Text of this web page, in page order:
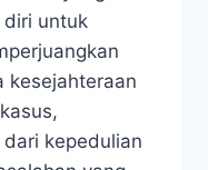
untuk
kesejahteraan
kepedulian